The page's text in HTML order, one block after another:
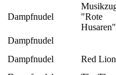
Dampfnudel
"Rote
Husaren"
Dampfnudel
Dampfnudel
Red